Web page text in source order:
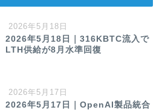
2026年5月18日
2026年5月18日｜316KBTC流入で
LTH供給が8月水準回復
2026年5月17日
2026年5月17日｜OpenAI製品統合